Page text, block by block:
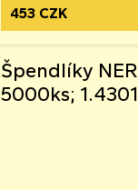
453 CZK
Špendlíky
5000ks;